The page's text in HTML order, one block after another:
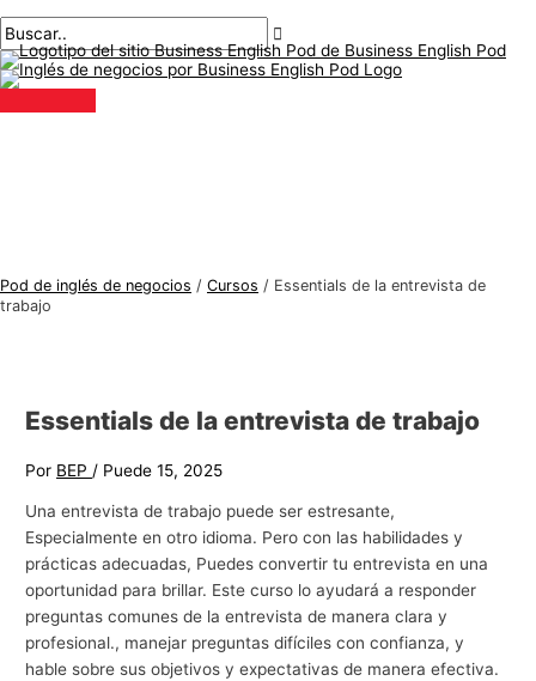
al
contenido
principal
Pod de inglés de negocios / Cursos / Essentials de la entrevista de
trabajo
Essentials de la entrevista de trabajo
Por BEP / Puede 15, 2025
Una entrevista de trabajo puede ser estresante,
Especialmente en otro idioma. Pero con las habilidades y
prácticas adecuadas, Puedes convertir tu entrevista en una
oportunidad para brillar. Este curso lo ayudará a responder
preguntas comunes de la entrevista de manera clara y
profesional., manejar preguntas difíciles con confianza, y
hable sobre sus objetivos y expectativas de manera efectiva.
de
navegación
T
e
m
a
g
d
e
e
g
o
c
i
B
u
s
c